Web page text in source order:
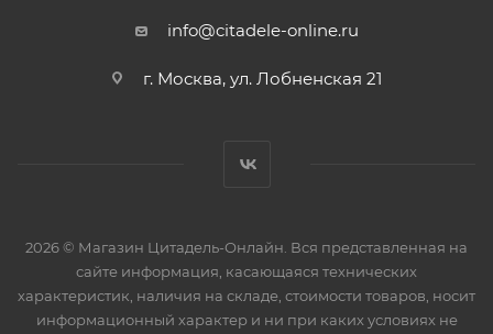
info@citadele-online.ru
г. Москва, ул. Лобненская 21
2026 © Магазин Цитадель-Онлайн. Вся представленная на
сайте информация, касающаяся технических
характеристик, наличия на складе, стоимости товаров, носит
информационный характер и ни при каких условиях не